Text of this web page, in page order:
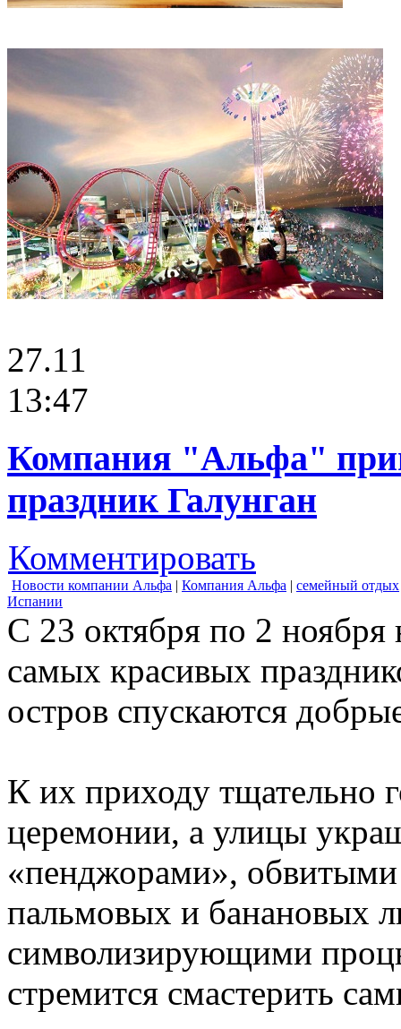
27.11
13:47
Компания "Альфа"
праздник Галунган
Комментировать
Новости компании Альфа | Компания Альфа | семейный отдых
Испании
С 23 октября по 2 ноября
самых красивых
остров спускаются
К их приходу тщательно
церемонии, а улицы
«пенджорами»,
пальмовых и банановых
символизирующими
стремится смастерить